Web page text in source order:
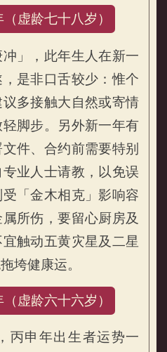
虚龄七十八岁）
」，此年生人在新一
是非口舌较少：惟个
多接触大自然或寄情
脚步。另外新一年有
件、合约前需要特别
业人士请教，以免误
「金木相克」影响容
所伤，要留心厨房及
触动五黄灾星及二星
垮健康运。
虚龄六十六岁）
丙申年出生者运势一